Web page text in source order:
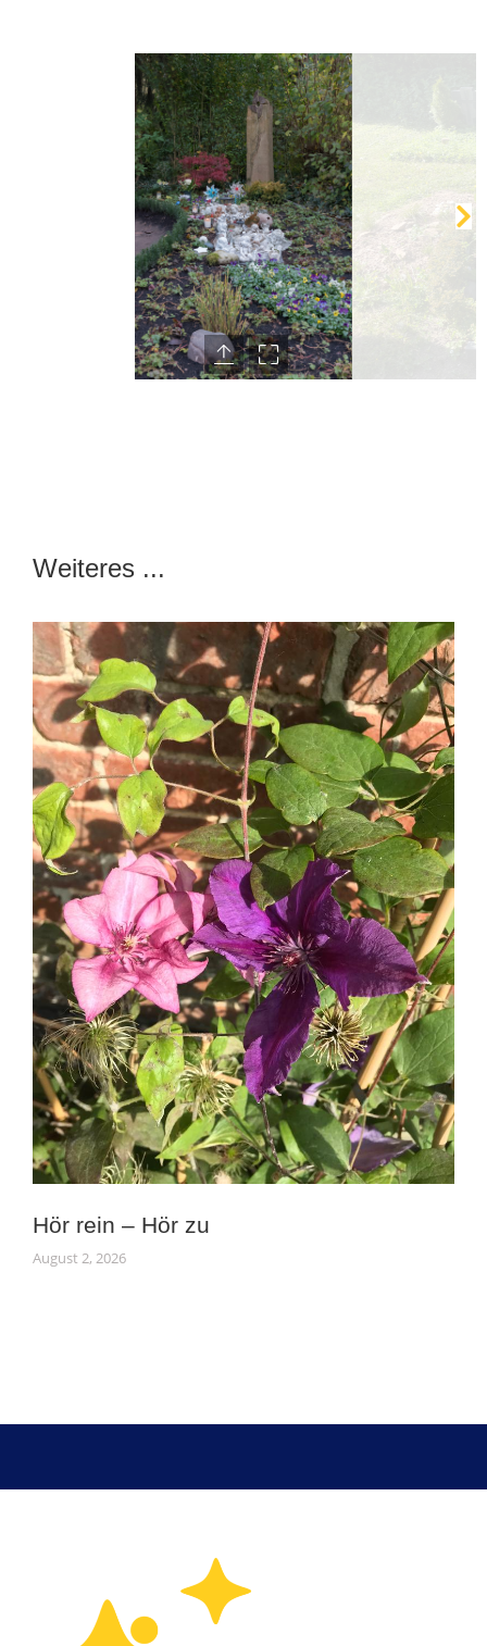
Weiteres ...
Hör rein – Hör zu
August 2, 2026